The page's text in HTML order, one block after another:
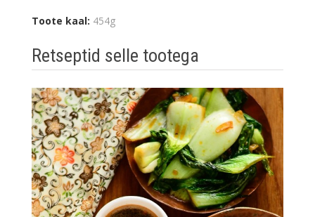
Toote kaal: 454g
Retseptid selle tootega